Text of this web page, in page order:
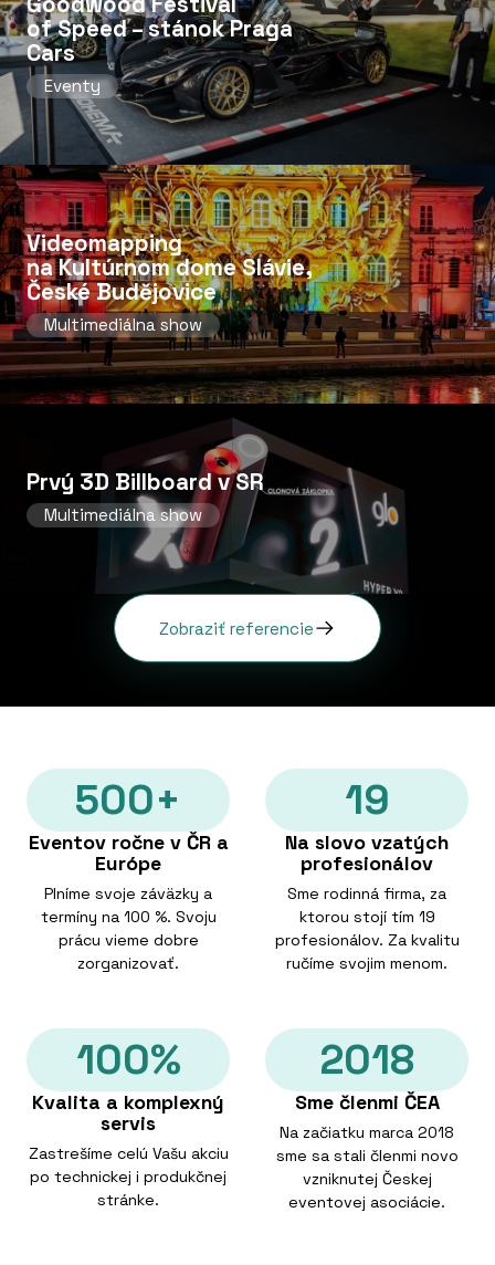
of Speed ​​– stánok Praga
Cars
Eventy
Videomapping
na Kultúrnom dome Slávie,
České Budějovice
Multimediálna show
Prvý 3D Billboard v SR
Multimediálna show
Zobraziť referencie
500+
Eventov ročne v ČR a
Európe
Plníme svoje záväzky a
termíny na 100 %. Svoju
prácu vieme dobre
zorganizovať.
19
Na slovo vzatých
profesionálov
Sme rodinná firma, za
ktorou stojí tím 19
profesionálov. Za kvalitu
ručíme svojim menom.
100%
Kvalita a komplexný
servis
Zastrešíme celú Vašu akciu
po technickej i produkčnej
stránke.
2018
Sme členmi ČEA
Na začiatku marca 2018
sme sa stali členmi novo
vzniknutej Českej
eventovej asociácie.